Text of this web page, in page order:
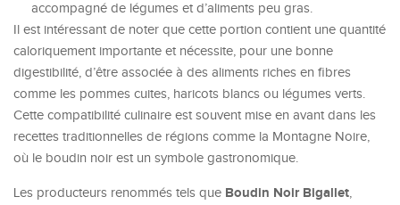
accompagné de légumes et d’aliments peu gras.
Il est intéressant de noter que cette portion contient une quantité
caloriquement importante et nécessite, pour une bonne
digestibilité, d’être associée à des aliments riches en fibres
comme les pommes cuites, haricots blancs ou légumes verts.
Cette compatibilité culinaire est souvent mise en avant dans les
recettes traditionnelles de régions comme la Montagne Noire,
où le boudin noir est un symbole gastronomique.
Les producteurs renommés tels que Boudin Noir Bigallet,